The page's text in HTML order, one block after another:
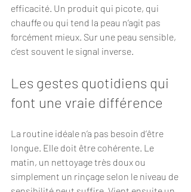
efficacité. Un produit qui picote, qui
chauffe ou qui tend la peau n’agit pas
forcément mieux. Sur une peau sensible,
c’est souvent le signal inverse.
Les gestes quotidiens qui
font une vraie différence
La routine idéale n’a pas besoin d’être
longue. Elle doit être cohérente. Le
matin, un nettoyage très doux ou
simplement un rinçage selon le niveau de